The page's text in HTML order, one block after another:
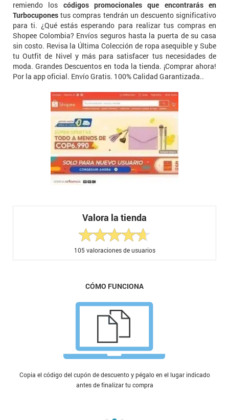
remiendo los códigos promocionales que encontrarás en
Turbocupones tus compras tendrán un descuento significativo
para ti. ¿Qué estás esperando para realizar tus compras en
Shopee Colombia? Envíos seguros hasta la puerta de su casa
sin costo. Revisa la Última Colección de ropa asequible y Sube
tu Outfit de Nivel y más para satisfacer tus necesidades de
moda. Grandes Descuentos en toda la tienda. ¡Comprar ahora!
Por la app oficial. Envío Gratis. 100% Calidad Garantizada..
Valora la tienda
105 valoraciones de usuarios
CÓMO FUNCIONA
Copia el código del cupón de descuento y pégalo en el lugar indicado
antes de finalizar tu compra